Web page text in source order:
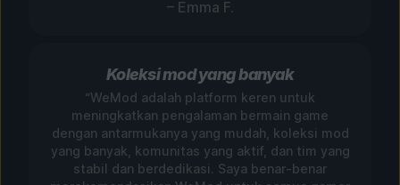
– Emma F.
Koleksi mod yang banyak
“WeMod adalah platform keren untuk
meningkatkan pengalaman bermain game
dengan antarmukanya yang mudah, koleksi mod
yang banyak, komunitas yang aktif, dan tim yang
stabil dan berdedikasi. Saya benar-benar